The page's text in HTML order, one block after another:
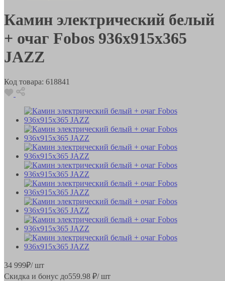
Камин электрический белый
+ очаг Fobos 936х915х365
JAZZ
Код товара: 618841
34 999₽/ шт
Скидка и бонус до559.98 ₽/ шт